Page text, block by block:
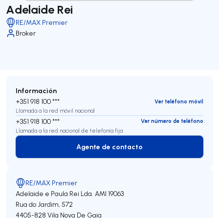
Adelaide Rei
RE/MAX Premier
Broker
Información
+351 918 100 ***
Ver teléfono móvil
Llamada a la red móvil nacional
+351 918 100 ***
Ver número de teléfono
Llamada a la red nacional de telefonía fija
Agente de contacto
Agente de contacto
RE/MAX Premier
Adelaide e Paula Rei Lda. AMI 19063
Rua do Jardim, 572
4405-828 Vila Nova De Gaia